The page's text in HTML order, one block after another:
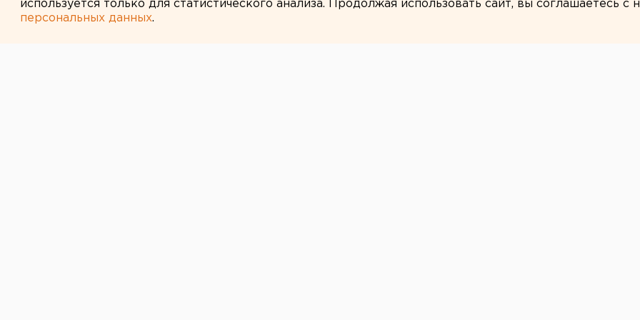
используется только для статистического анализа. Продолжая использовать сайт, вы соглашаетесь с
персональных данных.